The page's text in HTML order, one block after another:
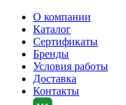
О компании
Каталог
Сертификаты
Бренды
Условия работы
Доставка
Контакты